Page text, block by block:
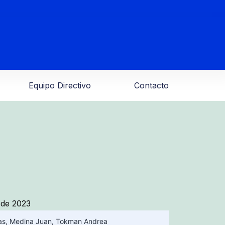
Equipo Directivo Contacto
2023
, Medina Juan, Tokman Andrea